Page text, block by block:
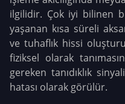
ilgilidir. Çok iyi bilinen
yaşanan kısa süreli
ve tuhaflık hissi
fiziksel olarak
gereken tanıdıklık
hatası olarak görülür.